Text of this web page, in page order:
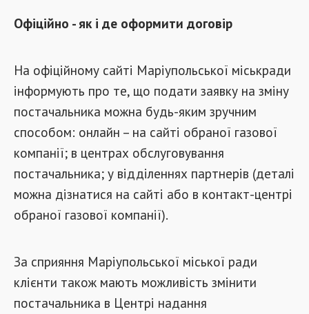
Офіційно - як і де оформити договір
На офіційному сайті Маріупольської міськради
інформують про те, що подати заявку на зміну
постачальника можна будь-яким зручним
способом: онлайн – на сайті обраної газової
компанії; в центрах обслуговування
постачальника; у відділеннях партнерів (деталі
можна дізнатися на сайті або в контакт-центрі
обраної газової компанії).
За сприяння Маріупольської міської ради
клієнти також мають можливість змінити
постачальника в Центрі надання